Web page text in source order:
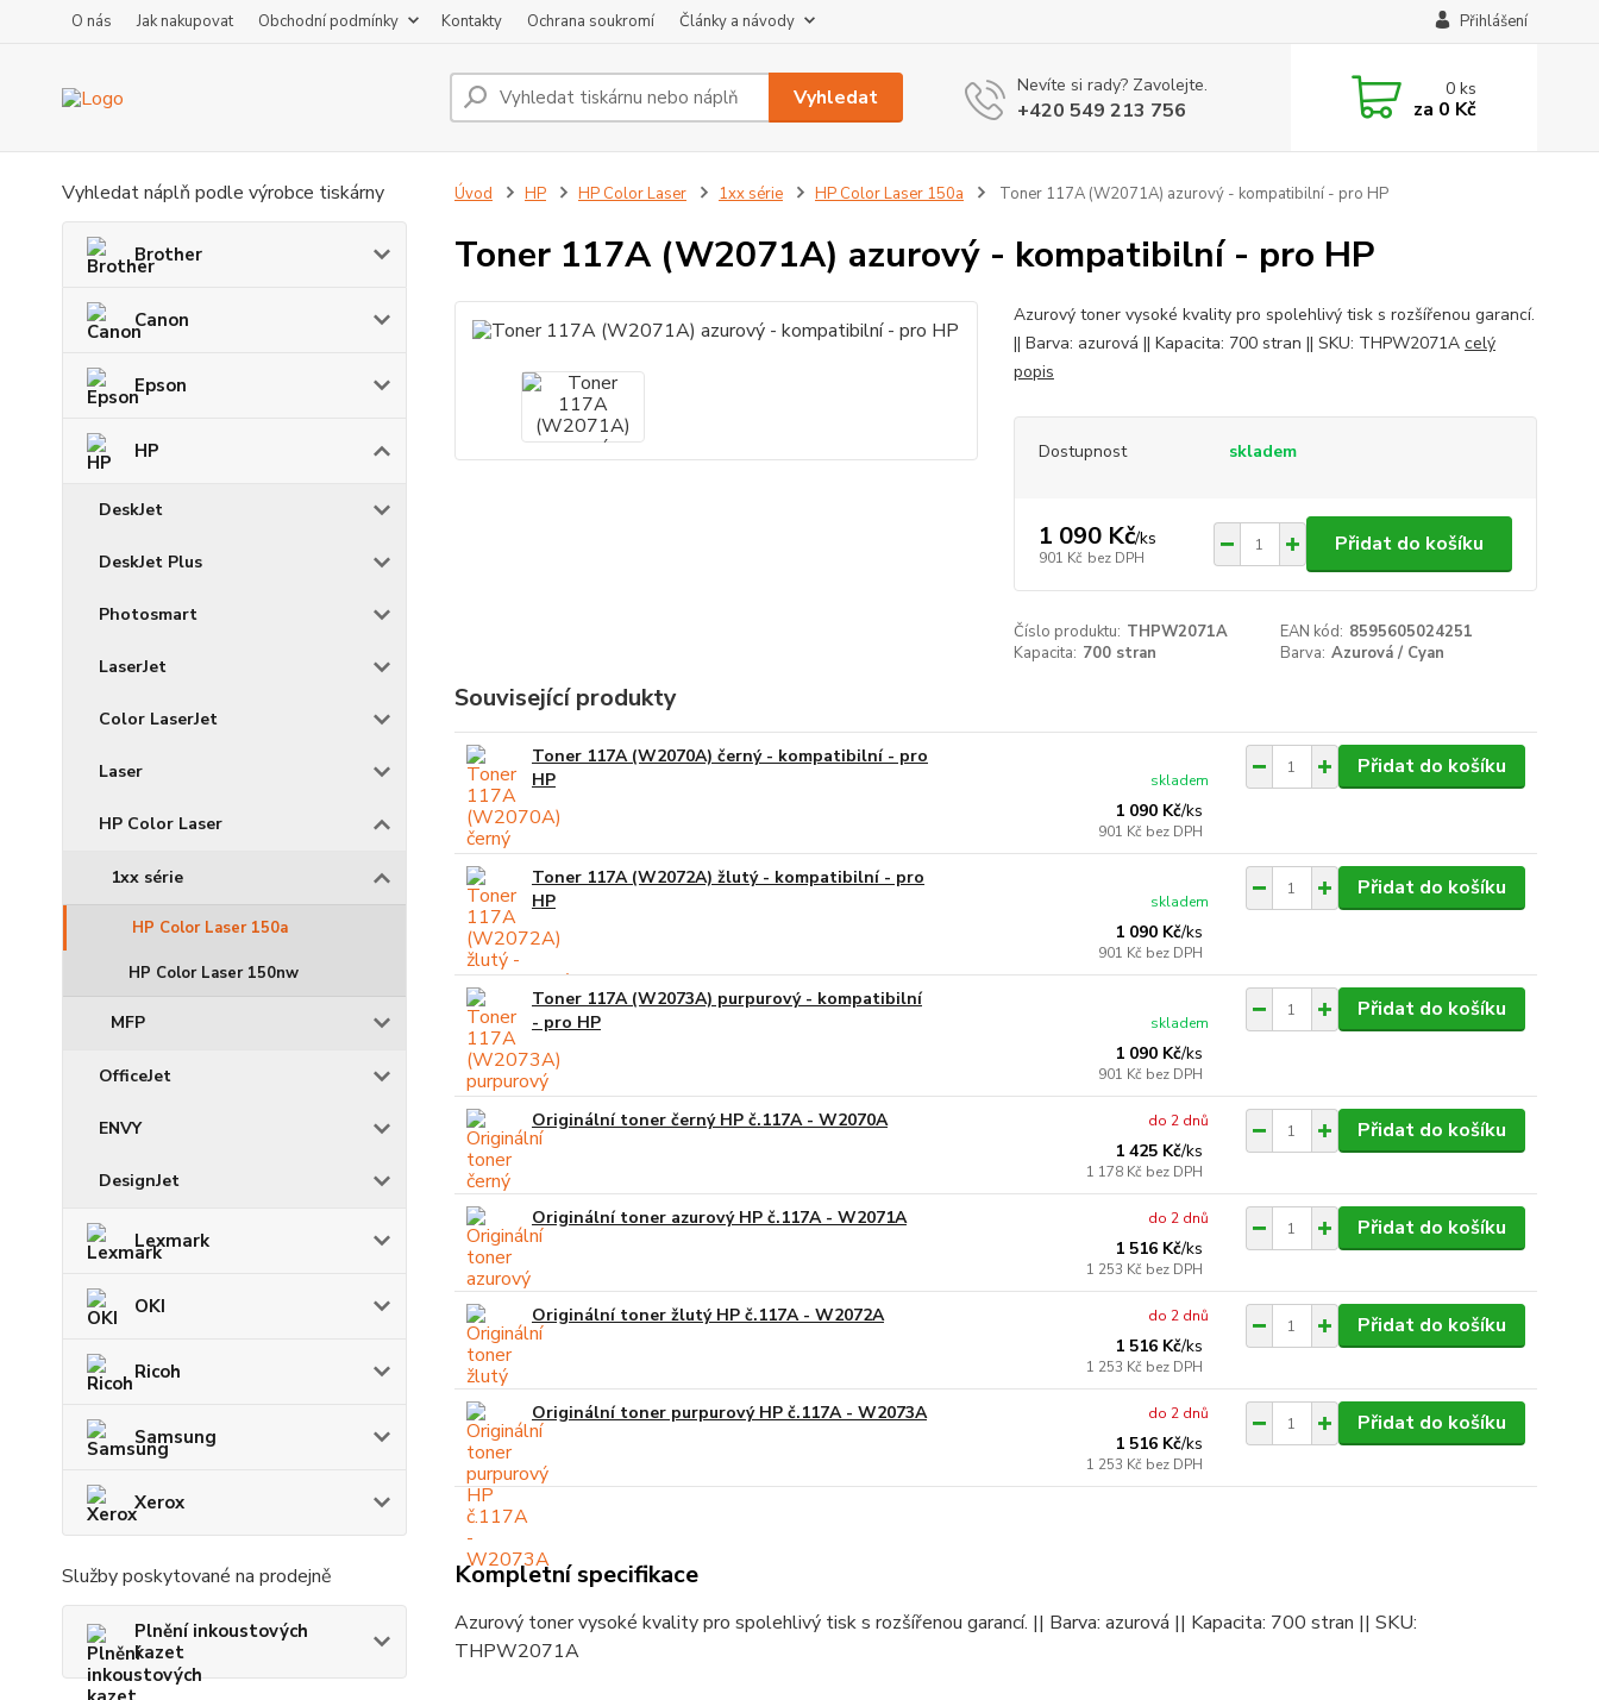
O nás Jak nakupovat Obchodní podmínky Kontakty Ochrana soukromí Články a návody Přihlášení
Vyhledat Nevíte si rady? Zavolejte.
+420 549 213 756
0ks
za 0 Kč
Vyhledat náplň podle výrobce tiskárny
Brother
Canon
Epson
HP
DeskJet
DeskJet Plus
Photosmart
LaserJet
Color LaserJet
Laser
HP Color Laser
1xx série
HP Color Laser 150a
HP Color Laser 150nw
MFP
OfficeJet
ENVY
DesignJet
Lexmark
OKI
Ricoh
Samsung
Xerox
Služby poskytované na prodejně
Plnění inkoustových
kazet
Úvod HP HP Color Laser 1xx série HP Color Laser 150a Toner 117A (W2071A) azurový - kompatibilní - pro HP
Toner 117A (W2071A) azurový - kompatibilní - pro HP
Azurový toner vysoké kvality pro spolehlivý tisk s rozšířenou garancí.
|| Barva: azurová || Kapacita: 700 stran || SKU: THPW2071A celý
popis
Dostupnost skladem
1 090 Kč/ks
901 Kč bez DPH
Přidat do košíku
Číslo produktu: THPW2071A EAN kód: 8595605024251
Kapacita: 700 stran Barva: Azurová / Cyan
Související produkty
Toner 117A (W2070A) černý - kompatibilní - pro
HP
1 090 Kč/ks
901 Kč bez DPH
skladem
Přidat do košíku
Toner 117A (W2072A) žlutý - kompatibilní - pro
HP
1 090 Kč/ks
901 Kč bez DPH
skladem
Přidat do košíku
Toner 117A (W2073A) purpurový - kompatibilní
- pro HP
1 090 Kč/ks
901 Kč bez DPH
skladem
Přidat do košíku
Originální toner černý HP č.117A - W2070A
1 425 Kč/ks
1 178 Kč bez DPH
do 2 dnů Přidat do košíku
Originální toner azurový HP č.117A - W2071A
1 516 Kč/ks
1 253 Kč bez DPH
do 2 dnů Přidat do košíku
Originální toner žlutý HP č.117A - W2072A
1 516 Kč/ks
1 253 Kč bez DPH
do 2 dnů Přidat do košíku
Originální toner purpurový HP č.117A - W2073A
1 516 Kč/ks
1 253 Kč bez DPH
do 2 dnů Přidat do košíku
Kompletní specifikace
Azurový toner vysoké kvality pro spolehlivý tisk s rozšířenou garancí. || Barva: azurová || Kapacita: 700 stran || SKU:
THPW2071A